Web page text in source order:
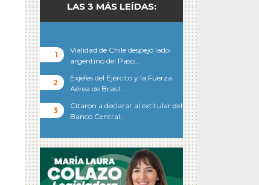
LAS 3 MÁS LEÍDAS:
Vialidad de Chile despejó lado
argentino del Paso…
Exjefes del Ejército y la Fuerza
Aérea de Brasil…
Citaron a declarar al extitular del
Banco Central…